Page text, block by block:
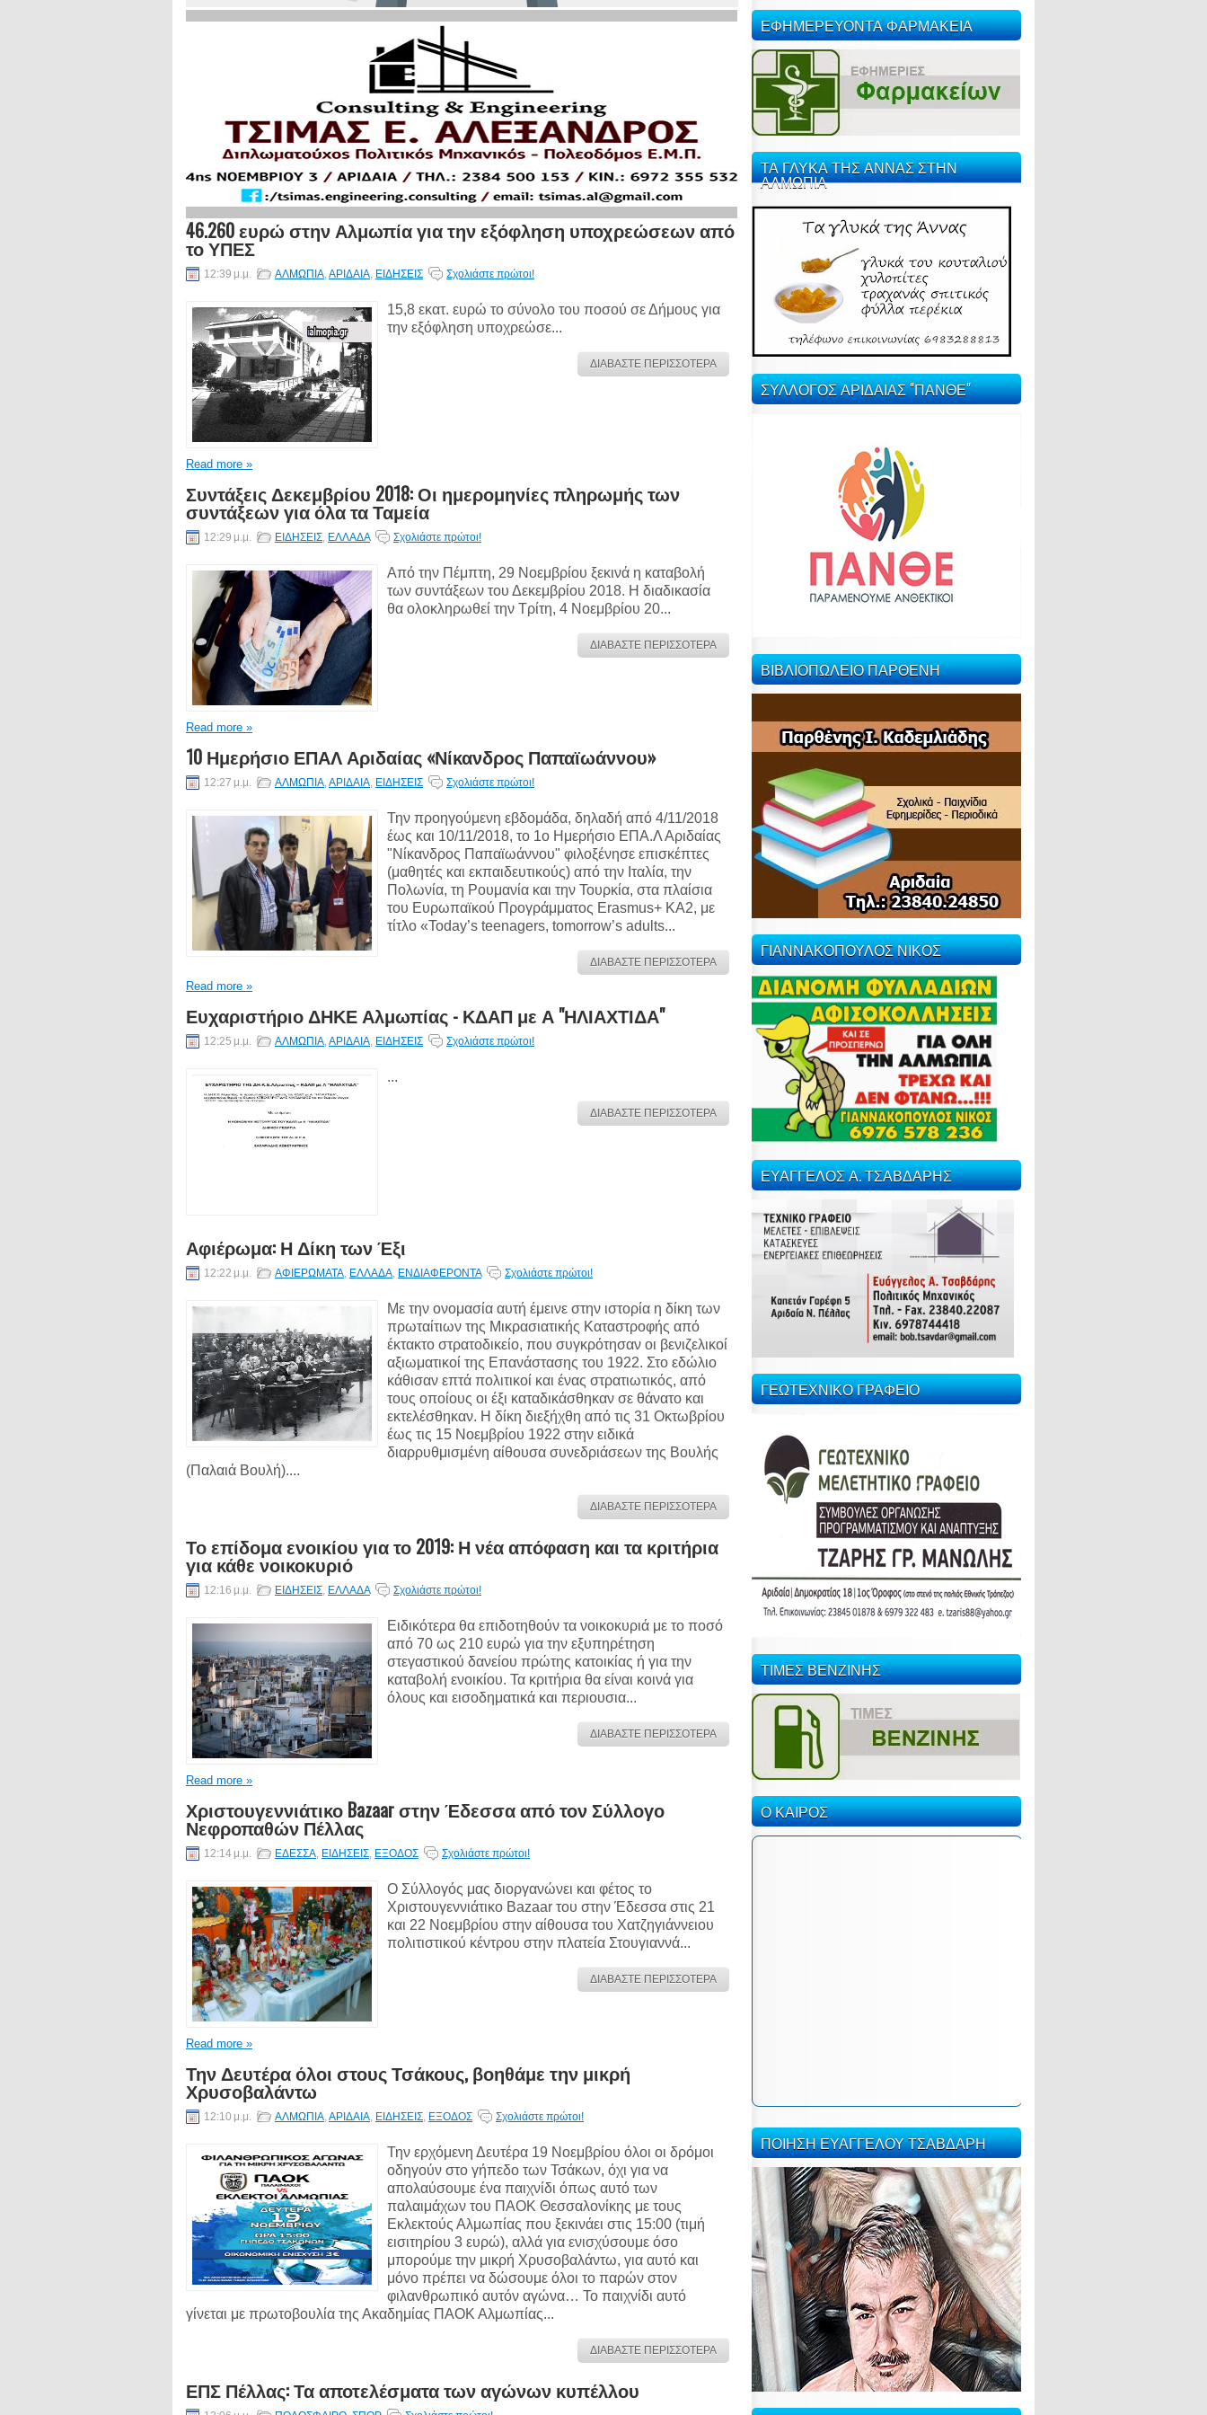
46.260 ευρώ στην Αλμωπία για την εξόφληση υποχρεώσεων από
το ΥΠΕΣ
12:39 μ.μ. ΑΛΜΩΠΙΑ,ΑΡΙΔΑΙΑ, ΕΙΔΗΣΕΙΣ Σχολιάστε πρώτοι!
15,8 εκατ. ευρώ το σύνολο του ποσού σε Δήμους για
την εξόφληση υποχρεώσε...
ΔΙΑΒΑΣΤΕ ΠΕΡΙΣΣΟΤΕΡΑ
Read more »
Συντάξεις Δεκεμβρίου 2018: Οι ημερομηνίες πληρωμής των
συντάξεων για όλα τα Ταμεία
12:29 μ.μ. ΕΙΔΗΣΕΙΣ, ΕΛΛΑΔΑ Σχολιάστε πρώτοι!
Από την Πέμπτη, 29 Νοεμβρίου ξεκινά η καταβολή
των συντάξεων του Δεκεμβρίου 2018. Η διαδικασία
θα ολοκληρωθεί την Τρίτη, 4 Νοεμβρίου 20...
ΔΙΑΒΑΣΤΕ ΠΕΡΙΣΣΟΤΕΡΑ
Read more »
10 Ημερήσιο ΕΠΑΛ Αριδαίας «Νίκανδρος Παπαϊωάννου»
12:27 μ.μ. ΑΛΜΩΠΙΑ,ΑΡΙΔΑΙΑ, ΕΙΔΗΣΕΙΣ Σχολιάστε πρώτοι!
Την προηγούμενη εβδομάδα, δηλαδή από 4/11/2018
έως και 10/11/2018, το 1ο Ημερήσιο ΕΠΑ.Λ Αριδαίας
"Νίκανδρος Παπαϊωάννου" φιλοξένησε επισκέπτες
(μαθητές και εκπαιδευτικούς) από την Ιταλία, την
Πολωνία, τη Ρουμανία και την Τουρκία, στα πλαίσια
του Ευρωπαϊκού Προγράμματος Erasmus+ ΚΑ2, με
τίτλο «Today’s teenagers, tomorrow’s adults...
ΔΙΑΒΑΣΤΕ ΠΕΡΙΣΣΟΤΕΡΑ
Read more »
Ευχαριστήριο ΔΗΚΕ Αλμωπίας - ΚΔΑΠ με Α "ΗΛΙΑΧΤΙΔΑ"
12:25 μ.μ. ΑΛΜΩΠΙΑ,ΑΡΙΔΑΙΑ, ΕΙΔΗΣΕΙΣ Σχολιάστε πρώτοι!
...
ΔΙΑΒΑΣΤΕ ΠΕΡΙΣΣΟΤΕΡΑ
Αφιέρωμα: Η Δίκη των Έξι
12:22 μ.μ. ΑΦΙΕΡΩΜΑΤΑ, ΕΛΛΑΔΑ, ΕΝΔΙΑΦΕΡΟΝΤΑ Σχολιάστε πρώτοι!
Με την ονομασία αυτή έμεινε στην ιστορία η δίκη των
πρωταίτιων της Μικρασιατικής Καταστροφής από
έκτακτο στρατοδικείο, που συγκρότησαν οι βενιζελικοί
αξιωματικοί της Επανάστασης του 1922. Στο εδώλιο
κάθισαν επτά πολιτικοί και ένας στρατιωτικός, από
τους οποίους οι έξι καταδικάσθηκαν σε θάνατο και
εκτελέσθηκαν. Η δίκη διεξήχθη από τις 31 Οκτωβρίου
έως τις 15 Νοεμβρίου 1922 στην ειδικά
διαρρυθμισμένη αίθουσα συνεδριάσεων της Βουλής
(Παλαιά Βουλή)....
ΔΙΑΒΑΣΤΕ ΠΕΡΙΣΣΟΤΕΡΑ
Το επίδομα ενοικίου για το 2019: Η νέα απόφαση και τα κριτήρια
για κάθε νοικοκυριό
12:16 μ.μ. ΕΙΔΗΣΕΙΣ, ΕΛΛΑΔΑ Σχολιάστε πρώτοι!
Ειδικότερα θα επιδοτηθούν τα νοικοκυριά με το ποσό
από 70 ως 210 ευρώ για την εξυπηρέτηση
στεγαστικού δανείου πρώτης κατοικίας ή για την
καταβολή ενοικίου. Τα κριτήρια θα είναι κοινά για
όλους και εισοδηματικά και περιουσια...
ΔΙΑΒΑΣΤΕ ΠΕΡΙΣΣΟΤΕΡΑ
Read more »
Χριστουγεννιάτικο Bazaar στην Έδεσσα από τον Σύλλογο
Νεφροπαθών Πέλλας
12:14 μ.μ. ΕΔΕΣΣΑ, ΕΙΔΗΣΕΙΣ, ΕΞΟΔΟΣ Σχολιάστε πρώτοι!
Ο Σύλλογός μας διοργανώνει και φέτος το
Χριστουγεννιάτικο Bazaar του στην Έδεσσα στις 21
και 22 Νοεμβρίου στην αίθουσα του Χατζηγιάννειου
πολιτιστικού κέντρου στην πλατεία Στουγιαννά...
ΔΙΑΒΑΣΤΕ ΠΕΡΙΣΣΟΤΕΡΑ
Read more »
Την Δευτέρα όλοι στους Τσάκους, βοηθάμε την μικρή
Χρυσοβαλάντω
12:10 μ.μ. ΑΛΜΩΠΙΑ,ΑΡΙΔΑΙΑ, ΕΙΔΗΣΕΙΣ, ΕΞΟΔΟΣ Σχολιάστε πρώτοι!
Την ερχόμενη Δευτέρα 19 Νοεμβρίου όλοι οι δρόμοι
οδηγούν στο γήπεδο των Τσάκων, όχι για να
απολαύσουμε ένα παιχνίδι όπως αυτό των
παλαιμάχων του ΠΑΟΚ Θεσσαλονίκης με τους
Εκλεκτούς Αλμωπίας που ξεκινάει στις 15:00 (τιμή
εισιτηρίου 3 ευρώ), αλλά για ενισχύσουμε όσο
μπορούμε την μικρή Χρυσοβαλάντω, για αυτό και
μόνο πρέπει να δώσουμε όλοι το παρών στον
φιλανθρωπικό αυτόν αγώνα… Το παιχνίδι αυτό
γίνεται με πρωτοβουλία της Ακαδημίας ΠΑΟΚ Αλμωπίας...
ΔΙΑΒΑΣΤΕ ΠΕΡΙΣΣΟΤΕΡΑ
ΕΠΣ Πέλλας: Τα αποτελέσματα των αγώνων κυπέλλου
ΕΦΗΜΕΡΕΥΟΝΤΑ ΦΑΡΜΑΚΕΙΑ
ΤΑ ΓΛΥΚΑ ΤΗΣ ΑΝΝΑΣ ΣΤΗΝ
ΑΛΜΩΠΙΑ
ΣΥΛΛΟΓΟΣ ΑΡΙΔΑΙΑΣ "ΠΑΝΘΕ"
ΒΙΒΛΙΟΠΩΛΕΙΟ ΠΑΡΘΕΝΗ
ΓΙΑΝΝΑΚΟΠΟΥΛΟΣ ΝΙΚΟΣ
ΕΥΑΓΓΕΛΟΣ Α. ΤΣΑΒΔΑΡΗΣ
ΓΕΩΤΕΧΝΙΚΟ ΓΡΑΦΕΙΟ
ΤΙΜΕΣ ΒΕΝΖΙΝΗΣ
Ο ΚΑΙΡΟΣ
ΠΟΙΗΣΗ ΕΥΑΓΓΕΛΟΥ ΤΣΑΒΔΑΡΗ